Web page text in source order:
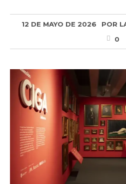
12 DE MAYO DE 2026 POR
0